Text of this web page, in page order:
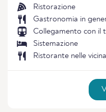
Ristorazione
Gastronomia in
Collegamento con il
Sistemazione
Ristorante nelle